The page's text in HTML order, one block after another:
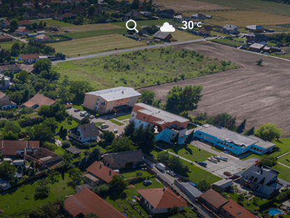
30°C